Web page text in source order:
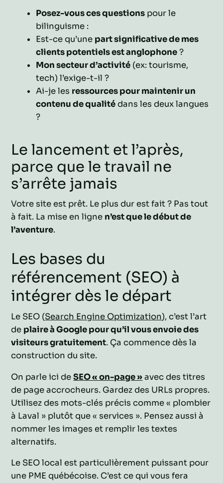
Posez-vous ces questionspour le
bilinguisme :
Est-ce qu’une part significative de mes
clients potentiels est anglophone?
Mon secteur d’activité(ex: tourisme,
tech) l’exige-t-il ?
Ai-je les ressources pour maintenir un
contenu de qualitédans les deux langues
?
Le lancement et l’après,
parce que le travail ne
s’arrête jamais
Votre site est prêt. Le plus dur est fait ? Pas tout
à fait. La mise en ligne n’est que le début de
l’aventure.
Les bases du
référencement (SEO) à
intégrer dès le départ
Le SEO (Search Engine Optimization), c’est l’art
de plaire à Google pour qu’il vous envoie des
visiteurs gratuitement. Ça commence dès la
construction du site.
On parle ici deSEO « on-page »avec des titres
de page accrocheurs. Gardez des URLs propres.
Utilisez des mots-clés précis comme « plombier
à Laval » plutôt que « services ». Pensez aussi à
nommer les images et remplir les textes
alternatifs.
Le SEO local est particulièrement puissant pour
une PME québécoise. C’est ce qui vous fera